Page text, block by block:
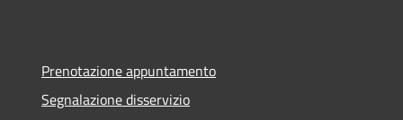
Prenotazione appuntamento
Segnalazione disservizio